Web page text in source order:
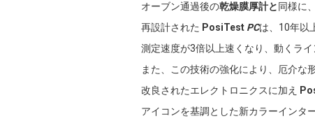
オーブン通過後の乾燥膜厚計と同様に
再設計された PosiTest PCは、10年以
測定速度が3倍以上速くなり、動くラ
また、この技術の強化により、厄介な
改良されたエレクトロニクスに加え
アイコンを基調とした新カラーインタ